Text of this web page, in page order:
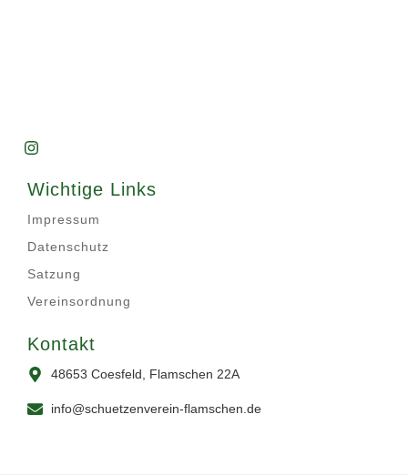
Wichtige Links
Impressum
Datenschutz
Satzung
Vereinsordnung
Kontakt
48653 Coesfeld, Flamschen 22A
info@schuetzenverein-flamschen.de